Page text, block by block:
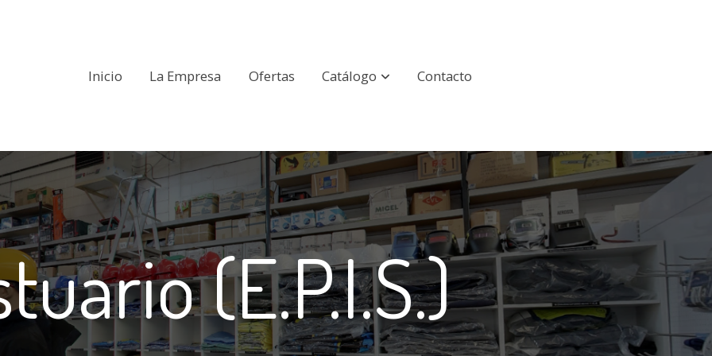
Inicio La Empresa Ofertas Catálogo Contacto
(E.P.I.S.)